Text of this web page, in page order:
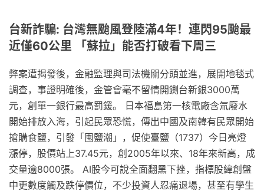
台新詐騙: 台灣無颱風登陸滿4年！連閃95颱最
近僅60公里 「蘇拉」能否打破看下周三
弊案遭揭發後，金融監理與司法機關分頭並進，展開地毯式
調查，事證明確後，金管會毫不留情開鍘台新銀3000萬
元，創單一銀行最高罰鍰。 日本福島第一核電廠含氚廢水
開始排放入海，引起民眾恐慌，傳出中國及南韓有民眾開始
搶購食鹽，引發「囤鹽潮」，促使臺鹽（1737）今日亮燈
漲停，股價站上37.45元，創2005年以來、18年來新高，成
交量逾8000張。 AI股今可說全面翻黑下挫，指標股緯創盤
中更數度觸及跌停價位，不少投資人忍痛退場，甚至有學生